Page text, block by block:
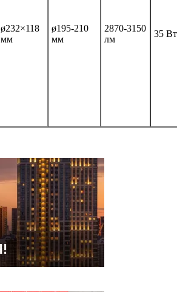
ø232×118
мм
ø195-210
мм
2870-3150
лм
35 Вт